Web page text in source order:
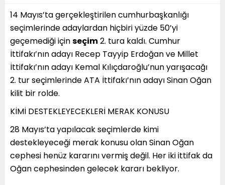
14 Mayıs’ta gerçekleştirilen cumhurbaşkanlığı
seçimlerinde adaylardan hiçbiri yüzde 50’yi
geçemediği için seçim 2. tura kaldı. Cumhur
İttifakı’nın adayı Recep Tayyip Erdoğan ve Millet
İttifakı’nın adayı Kemal Kılıçdaroğlu’nun yarışacağı
2. tur seçimlerinde ATA İttifakı’nın adayı Sinan Oğan
kilit bir rolde.
KİMİ DESTEKLEYECEKLERİ MERAK KONUSU
28 Mayıs’ta yapılacak seçimlerde kimi
destekleyeceği merak konusu olan Sinan Oğan
cephesi henüz kararını vermiş değil. Her iki ittifak da
Oğan cephesinden gelecek kararı bekliyor.